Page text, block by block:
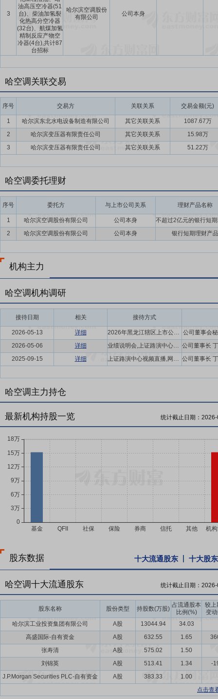
3
油高压空冷器(51
台)、柴油加氢裂
化热高分空冷器
(32台)、航煤加氢
精制反应产物空
冷器(4台),共计87
台招标
哈尔滨空调股份
有限公司
公司本身
哈空调关联交易
序号 交易方 关联关系 交易金额(元)
1 哈尔滨东北水电设备制造有限公司 其它关联关系
1087.67万
2
哈尔滨变压器有限责任公司 其它关联关系
15.98万
3
哈尔滨变压器有限责任公司 其它关联关系 51.22万
哈空调委托理财
序号 委托方 与上市公司关系 理财产品名称
1 哈尔滨空调股份有限公司
公司本身
2
哈尔滨空调股份有限公司 公司本身 银行短期理财产品
机构主力
哈空调机构调研
接待日期 相关 接待方式
2026-05-13 详细 2026年黑龙江辖区上市公司投资者集体接待日活动 公司董事会
2026-05-06
详细
业绩说明会,上证路演中心视频直播,网络互动
2025-09-15
详细 上证路演中心视频直播,网络互动,业绩说明会
哈空调主力持仓
最新机构持股一览 统计截止日期：
股东数据 十大流通股东 十大股东
哈空调十大流通股东 统计截止日期：
股东名称 股份类型 持股数(万股)
占流通股本
比例(%)
较上
变
哈尔滨工业投资集团有限公司
A股 13044.94
34.03
高盛国际-自有资金
A股 632.55 1.65
张寿清
A股 575.02
1.50
刘锦英
A股 513.41 1.34
-
J.P.Morgan Securities PLC-自有资金
A股 383.33
1.00
点击查